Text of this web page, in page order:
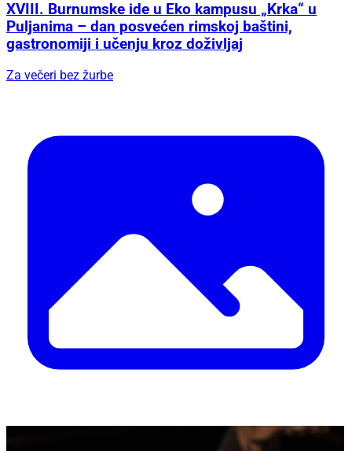
XVIII. Burnumske ide u Eko kampusu „Krka“ u
Puljanima – dan posvećen rimskoj baštini,
gastronomiji i učenju kroz doživljaj
Za večeri bez žurbe